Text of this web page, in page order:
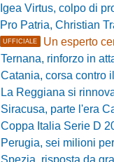
Igea Virtus, colpo di
Pro Patria, Christian
UFFICIALE Un esperto
Ternana, rinforzo in
Catania, corsa contro il tempo per la
La Reggiana si
Siracusa, parte l'era Cacciola:
Coppa Italia Serie D 2026/2027: il
Perugia, sei milioni per la scalata